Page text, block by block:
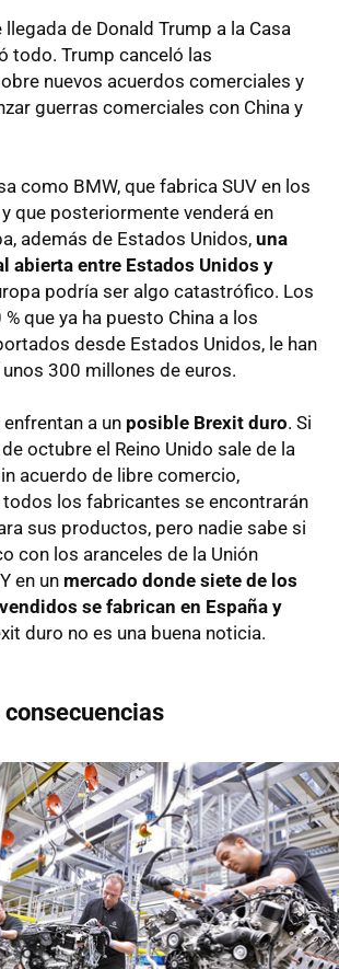
de Donald Trump a la Casa
todo. Trump canceló las
nuevos acuerdos comerciales y
guerras comerciales con China y
como BMW, que fabrica SUV en los
que posteriormente venderá en
además de Estados Unidos,una
abierta entre Estados Unidos y
podría ser algo catastrófico. Los
que ya ha puesto China a los
desde Estados Unidos, le han
300 millones de euros.
a un posible Brexit duro. Si
octubre el Reino Unido sale de la
acuerdo de libre comercio,
los fabricantes se encontrarán
sus productos, pero nadie sabe si
con los aranceles de la Unión
en un mercado donde siete de los
se fabrican en España y
duro no es una buena noticia.